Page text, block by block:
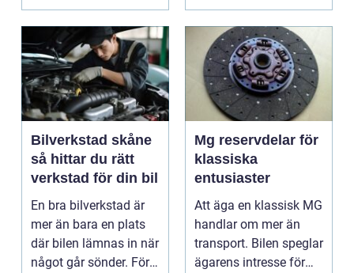
Bilverkstad skåne
så hittar du rätt
verkstad för din bil
En bra bilverkstad är
mer än bara en plats
där bilen lämnas in när
något går sönder. För
Mg reservdelar för
klassiska
entusiaster
Att äga en klassisk MG
handlar om mer än
transport. Bilen speglar
ägarens intresse för